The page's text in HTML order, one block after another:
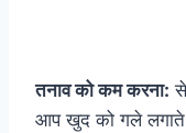
तनाव को कम करना:
आप खुद को गले